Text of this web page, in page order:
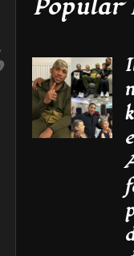
Popular